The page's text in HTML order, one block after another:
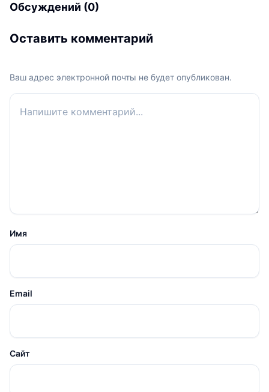
Обсуждений (0)
Оставить комментарий
Ваш адрес электронной почты не будет опубликован.
Ваш комментарий
Имя
Email
Сайт